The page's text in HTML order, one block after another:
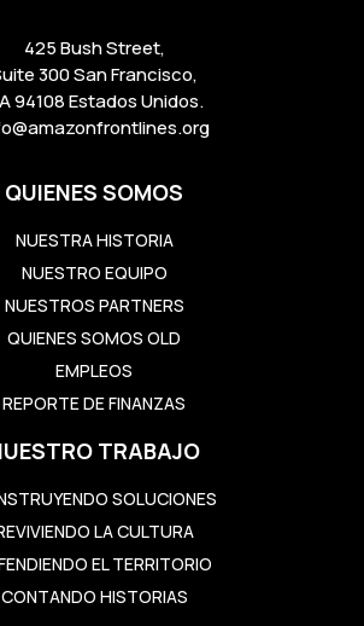
425 Bush Street,
300 San Francisco,
94108 Estados Unidos.
QUIENES SOMOS
NUESTRA HISTORIA
NUESTRO EQUIPO
NUESTROS PARTNERS
QUIENES SOMOS OLD
EMPLEOS
REPORTE DE FINANZAS
TRABAJO
SOLUCIONES
LA CULTURA
EL TERRITORIO
CONTANDO HISTORIAS